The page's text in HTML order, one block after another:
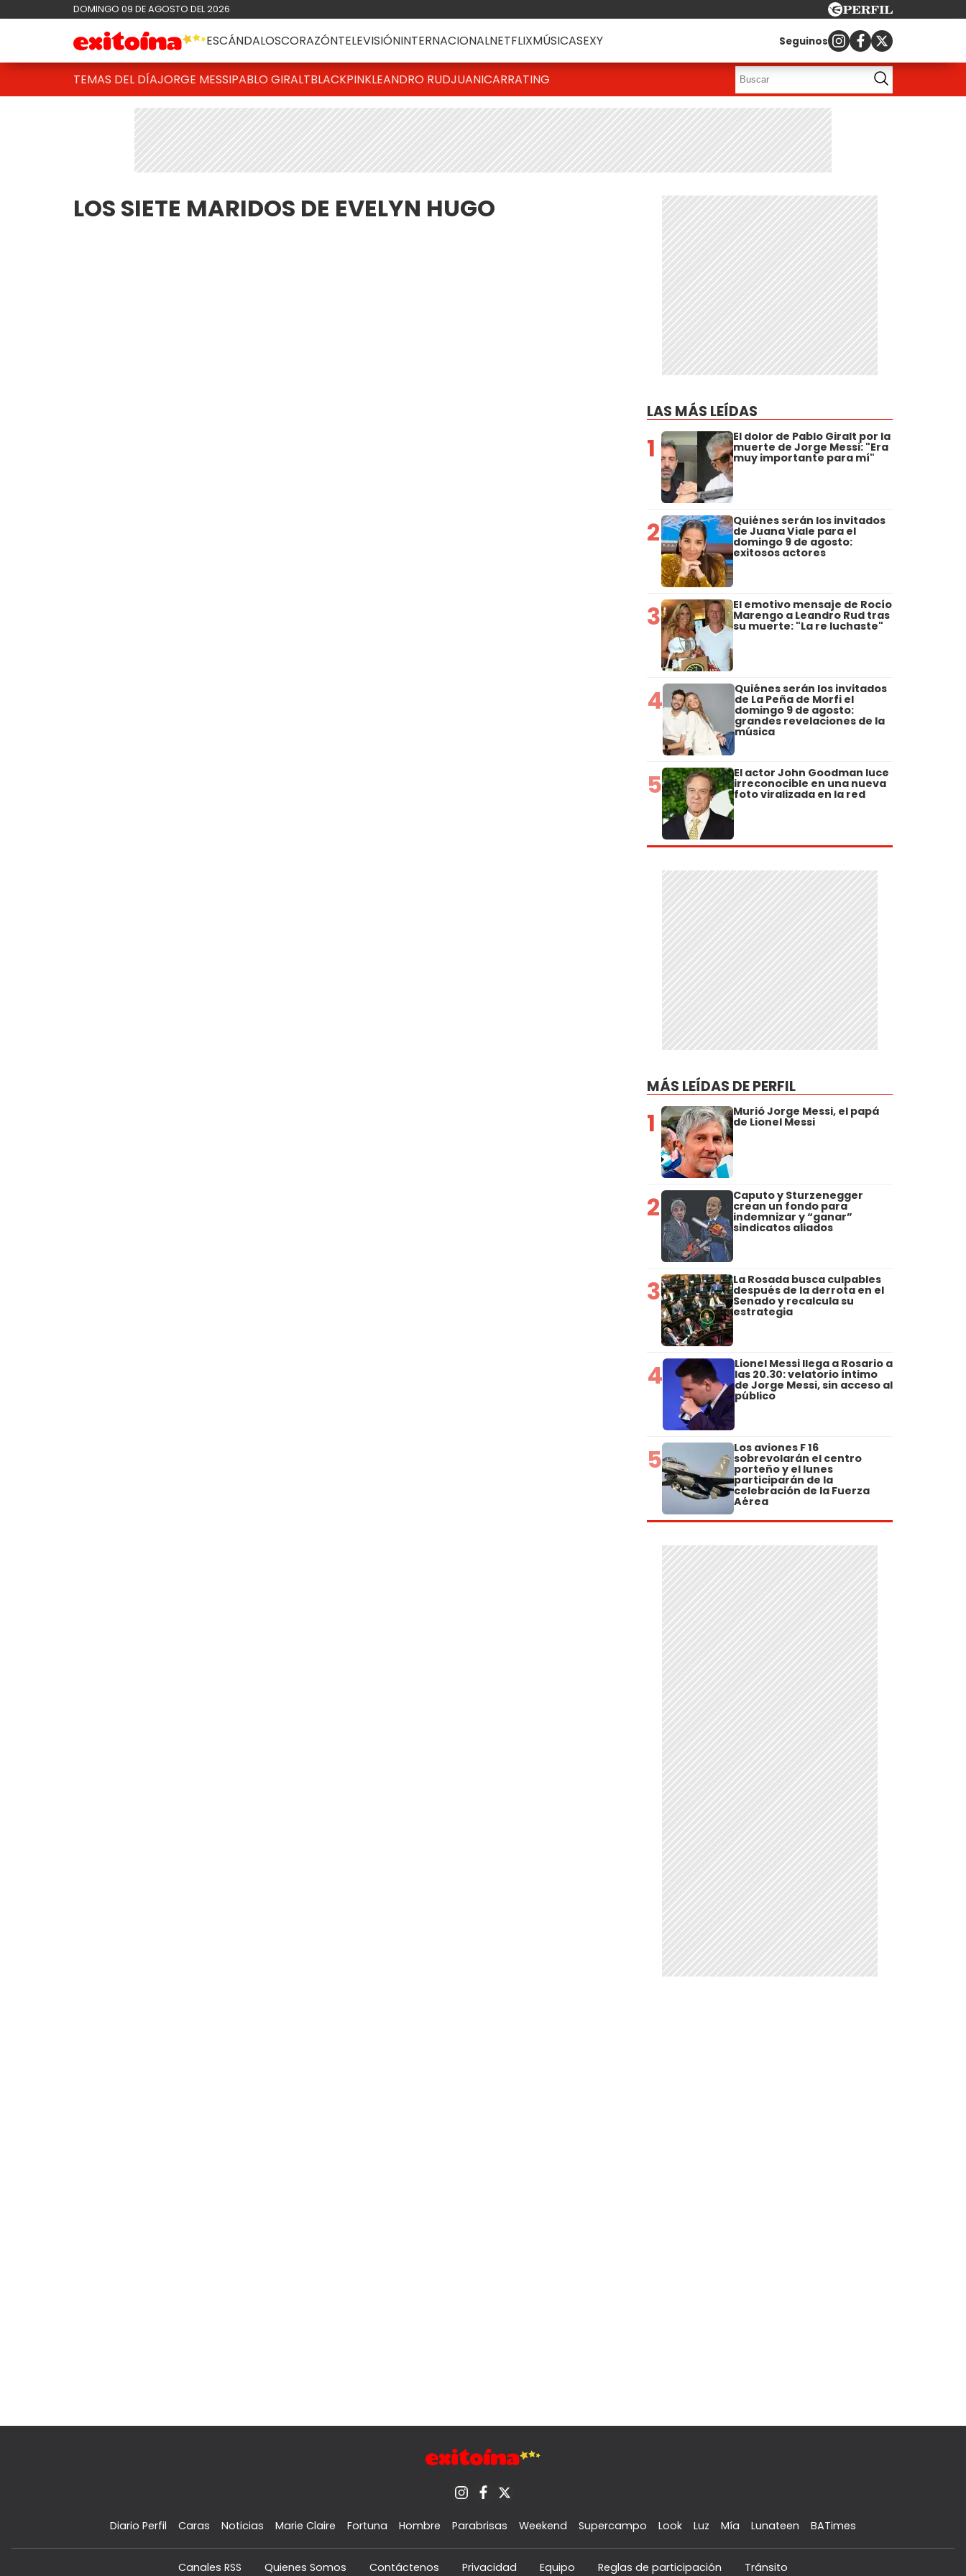
DOMINGO 09 DE AGOSTO DEL 2026
ESCÁNDALOSCORAZÓNTELEVISIÓNINTERNACIONALNETFLIXMÚSICASEXY Seguinos
TEMAS DEL DÍAJORGE MESSIPABLO GIRALTBLACKPINKLEANDRO RUDJUANICARRATING
LOS SIETE MARIDOS DE EVELYN HUGO
LAS MÁS LEÍDAS
1 El dolor de Pablo Giralt por la
muerte de Jorge Messi: "Era
muy importante para mí"
2 Quiénes serán los invitados
de Juana Viale para el
domingo 9 de agosto:
exitosos actores
3 El emotivo mensaje de Rocío
Marengo a Leandro Rud tras
su muerte: "La re luchaste"
4 Quiénes serán los invitados
de La Peña de Morfi el
domingo 9 de agosto:
grandes revelaciones de la
música
5 El actor John Goodman luce
irreconocible en una nueva
foto viralizada en la red
MÁS LEÍDAS DE PERFIL
1 Murió Jorge Messi, el papá
de Lionel Messi
2 Caputo y Sturzenegger
crean un fondo para
indemnizar y “ganar”
sindicatos aliados
3 La Rosada busca culpables
después de la derrota en el
Senado y recalcula su
estrategia
4 Lionel Messi llega a Rosario a
las 20.30: velatorio íntimo
de Jorge Messi, sin acceso al
público
5 Los aviones F 16
sobrevolarán el centro
porteño y el lunes
participarán de la
celebración de la Fuerza
Aérea
Diario Perfil Caras Noticias Marie Claire Fortuna Hombre Parabrisas Weekend Supercampo Look Luz Mía Lunateen BATimes
Canales RSS Quienes Somos Contáctenos Privacidad Equipo Reglas de participación Tránsito